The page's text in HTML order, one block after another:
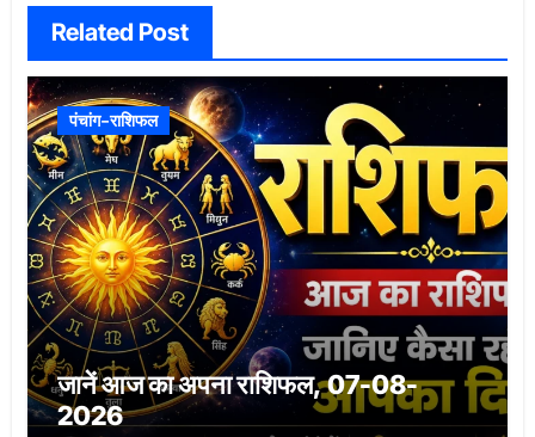
Related Post
पंचांग-राशिफल
जानें आज का अपना राशिफल, 07-08-
2026